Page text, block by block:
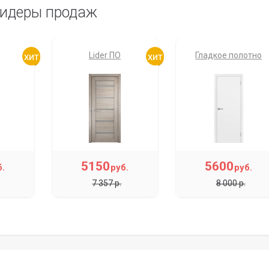
продаж
Lider ПО
5150руб.
7 357 р.
Гладкое полотно
5600руб.
8 000 р.